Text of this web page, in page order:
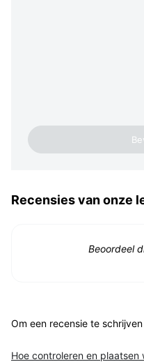
Recensies van onze
Beoordeel
Om een recensie te
Hoe controleren en plaatsen